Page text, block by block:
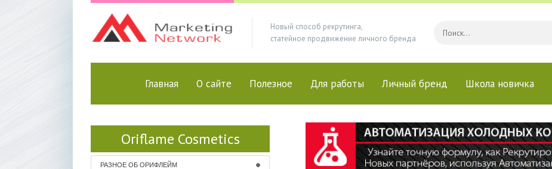
Новый способ рекрутинга,
статейное продвижение личного бренда
Главная О сайте Полезное Для работы Личный бренд Школа новичка
Oriflame Cosmetics
РАЗНОЕ ОБ ОРИФЛЕЙМ